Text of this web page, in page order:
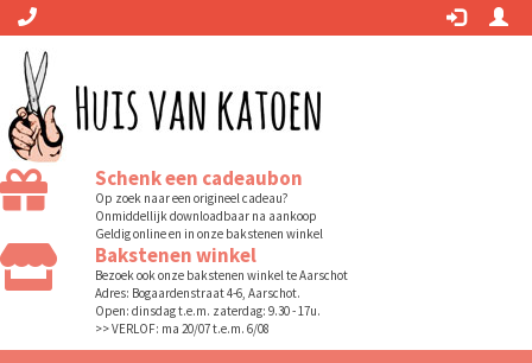
Schenk een cadeaubon
Op zoek naar een origineel cadeau?
Onmiddellijk downloadbaar na aankoop
Geldig online en in onze bakstenen winkel
Bakstenen winkel
Bezoek ook onze bakstenen winkel te Aarschot
Adres: Bogaardenstraat 4-6, Aarschot.
Open: dinsdag t.e.m. zaterdag: 9.30 - 17u.
>> VERLOF: ma 20/07 t.e.m. 6/08